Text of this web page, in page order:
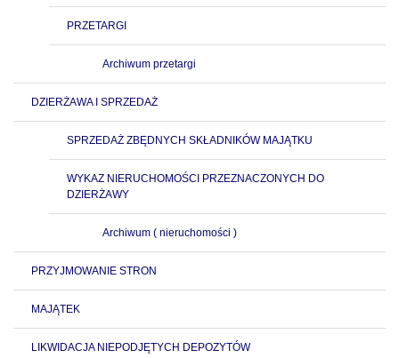
PRZETARGI
Archiwum przetargi
DZIERŻAWA I SPRZEDAŻ
SPRZEDAŻ ZBĘDNYCH SKŁADNIKÓW MAJĄTKU
WYKAZ NIERUCHOMOŚCI PRZEZNACZONYCH DO
DZIERŻAWY
Archiwum ( nieruchomości )
PRZYJMOWANIE STRON
MAJĄTEK
LIKWIDACJA NIEPODJĘTYCH DEPOZYTÓW